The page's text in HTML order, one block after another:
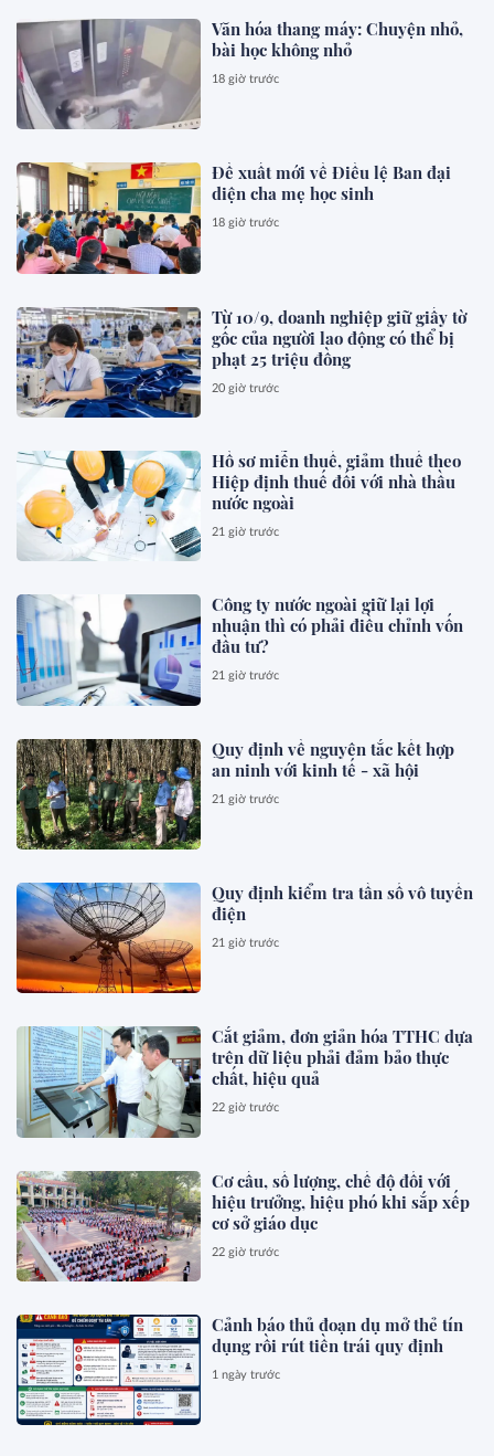
Văn hóa thang máy: Chuyện nhỏ,
bài học không nhỏ
18 giờ trước
Đề xuất mới về Điều lệ Ban đại
diện cha mẹ học sinh
18 giờ trước
Từ 10/9, doanh nghiệp giữ giấy tờ
gốc của người lao động có thể bị
phạt 25 triệu đồng
20 giờ trước
Hồ sơ miễn thuế, giảm thuế theo
Hiệp định thuế đối với nhà thầu
nước ngoài
21 giờ trước
Công ty nước ngoài giữ lại lợi
nhuận thì có phải điều chỉnh vốn
đầu tư?
21 giờ trước
Quy định về nguyên tắc kết hợp
an ninh với kinh tế - xã hội
21 giờ trước
Quy định kiểm tra tần số vô tuyến
điện
21 giờ trước
Cắt giảm, đơn giản hóa TTHC dựa
trên dữ liệu phải đảm bảo thực
chất, hiệu quả
22 giờ trước
Cơ cấu, số lượng, chế độ đối với
hiệu trưởng, hiệu phó khi sắp xếp
cơ sở giáo dục
22 giờ trước
Cảnh báo thủ đoạn dụ mở thẻ tín
dụng rồi rút tiền trái quy định
1 ngày trước